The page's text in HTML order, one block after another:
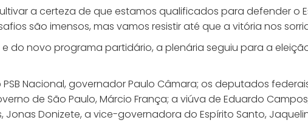
a certeza de que estamos qualificados para defender o
são imensos, mas vamos resistir até que a vitória nos
do novo programa partidário, a plenária seguiu para a
Nacional, governador Paulo Câmara; os deputados
de São Paulo, Márcio França; a viúva de Eduardo
Donizete, a vice-governadora do Espírito Santo,